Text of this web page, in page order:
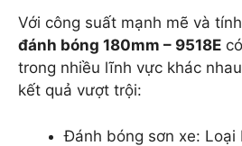
Với công suất mạnh mẽ và
đánh bóng 180mm – 9518E
trong nhiều lĩnh vực khác
kết quả vượt trội:
Đánh bóng sơn xe: Loại